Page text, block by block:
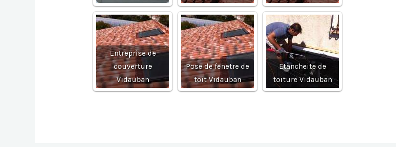
Entreprise de
couverture
Vidauban
Pose de fenetre de
toit Vidauban
Etancheite de
toiture Vidauban